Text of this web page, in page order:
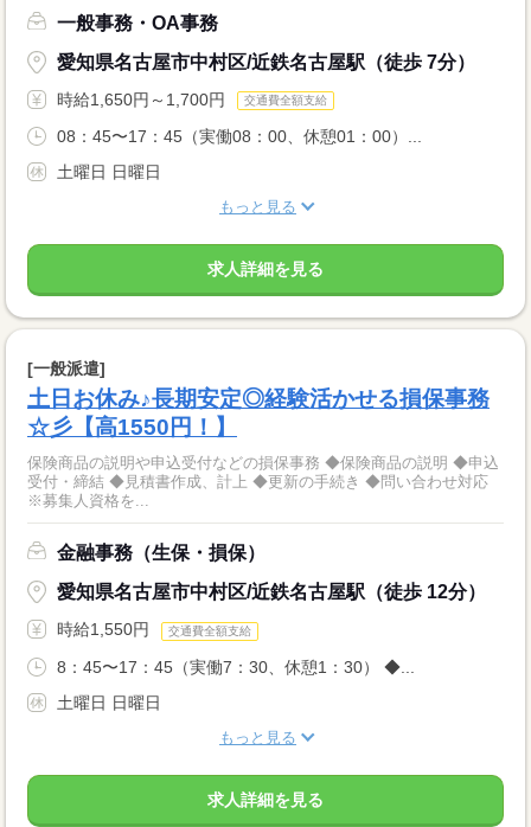
一般事務・OA事務
愛知県名古屋市中村区/近鉄名古屋駅（徒歩 7分）
時給1,650円～1,700円 交通費全額支給
08：45〜17：45（実働08：00、休憩01：00）...
土曜日 日曜日
もっと見る
求人詳細を見る
[一般派遣]
土日お休み♪長期安定◎経験活かせる損保事務
☆彡【高1550円！】
保険商品の説明や申込受付などの損保事務 ◆保険商品の説明 ◆申込
受付・締結 ◆見積書作成、計上 ◆更新の手続き ◆問い合わせ対応
※募集人資格を...
金融事務（生保・損保）
愛知県名古屋市中村区/近鉄名古屋駅（徒歩 12分）
時給1,550円 交通費全額支給
8：45〜17：45（実働7：30、休憩1：30） ◆...
土曜日 日曜日
もっと見る
求人詳細を見る